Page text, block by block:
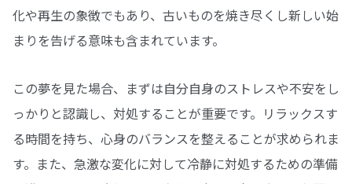
化や再生の象徴でもあり、古いものを焼き尽くし新しい始
まりを告げる意味も含まれています。
この夢を見た場合、まずは自分自身のストレスや不安をし
っかりと認識し、対処することが重要です。リラックスす
る時間を持ち、心身のバランスを整えることが求められま
す。また、急激な変化に対して冷静に対処するための準備